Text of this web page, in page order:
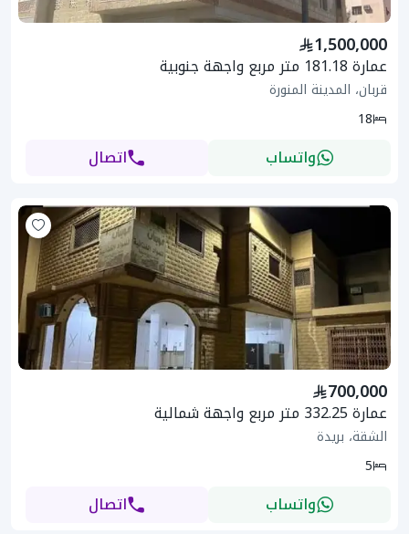
1,500,000
عمارة 181.18 متر مربع واجهة جنوبية
قربان، المدينة المنورة
18
واتساب اتصال
700,000
عمارة 332.25 متر مربع واجهة شمالية
الشقة، بريدة
5
واتساب اتصال